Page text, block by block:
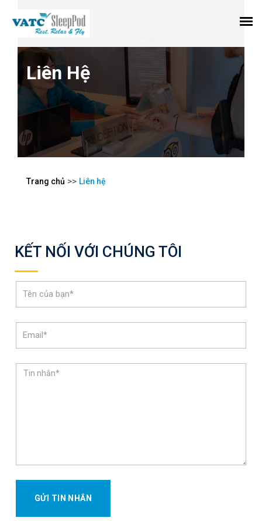
Liên Hệ
Trang chủ >> Liên hệ
KẾT NỐI VỚI CHÚNG TÔI
GỬI TIN NHẮN